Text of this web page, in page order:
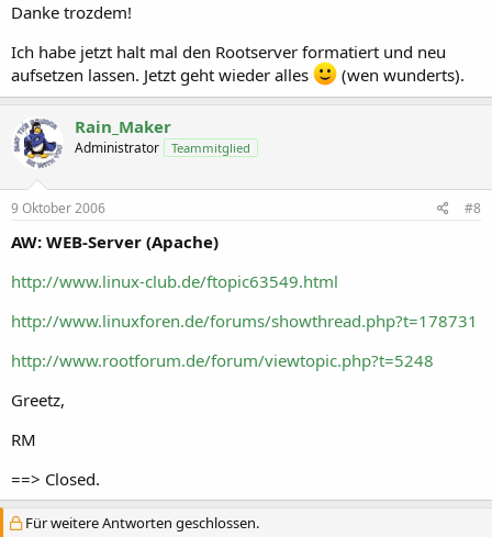
Danke trozdem!
Ich habe jetzt halt mal den Rootserver formatiert und neu
aufsetzen lassen. Jetzt geht wieder alles
(wen wunderts).
Rain_Maker
Administrator Teammitglied
9 Oktober 2006 #8
AW: WEB-Server (Apache)
http://www.linux-club.de/ftopic63549.html
http://www.linuxforen.de/forums/showthread.php?t=178731
http://www.rootforum.de/forum/viewtopic.php?t=5248
Greetz,
RM
==> Closed.
Für weitere Antworten geschlossen.